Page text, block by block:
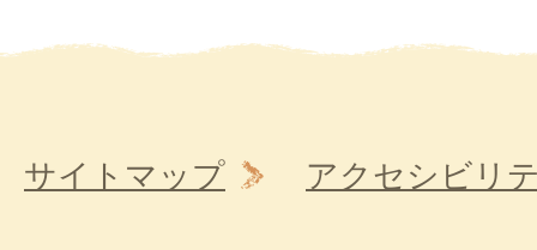
サイトマップ アクセシビリ